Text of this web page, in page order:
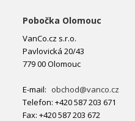
Pobočka Olomouc
VanCo.cz s.r.o.
Pavlovická 20/43
779 00 Olomouc
E-mail: obchod@vanco.cz
Telefon: +420 587 203 671
Fax: +420 587 203 672